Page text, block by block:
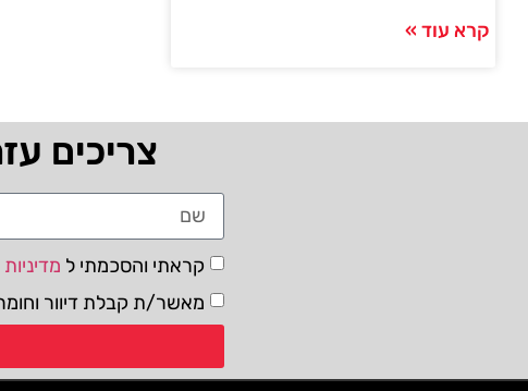
קרא עוד »
צריכים
קראתי והסכמתי ל
מאשר/ת קבלת דיוור